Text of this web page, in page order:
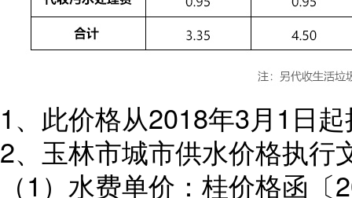
1、此价格从2018年3月1日
2、玉林市城市供水价格执行
（1）水费单价：桂价格函